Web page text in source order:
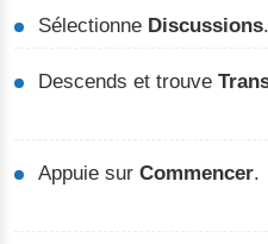
Sélectionne Discussions.
Descends et trouve
Appuie surCommencer.